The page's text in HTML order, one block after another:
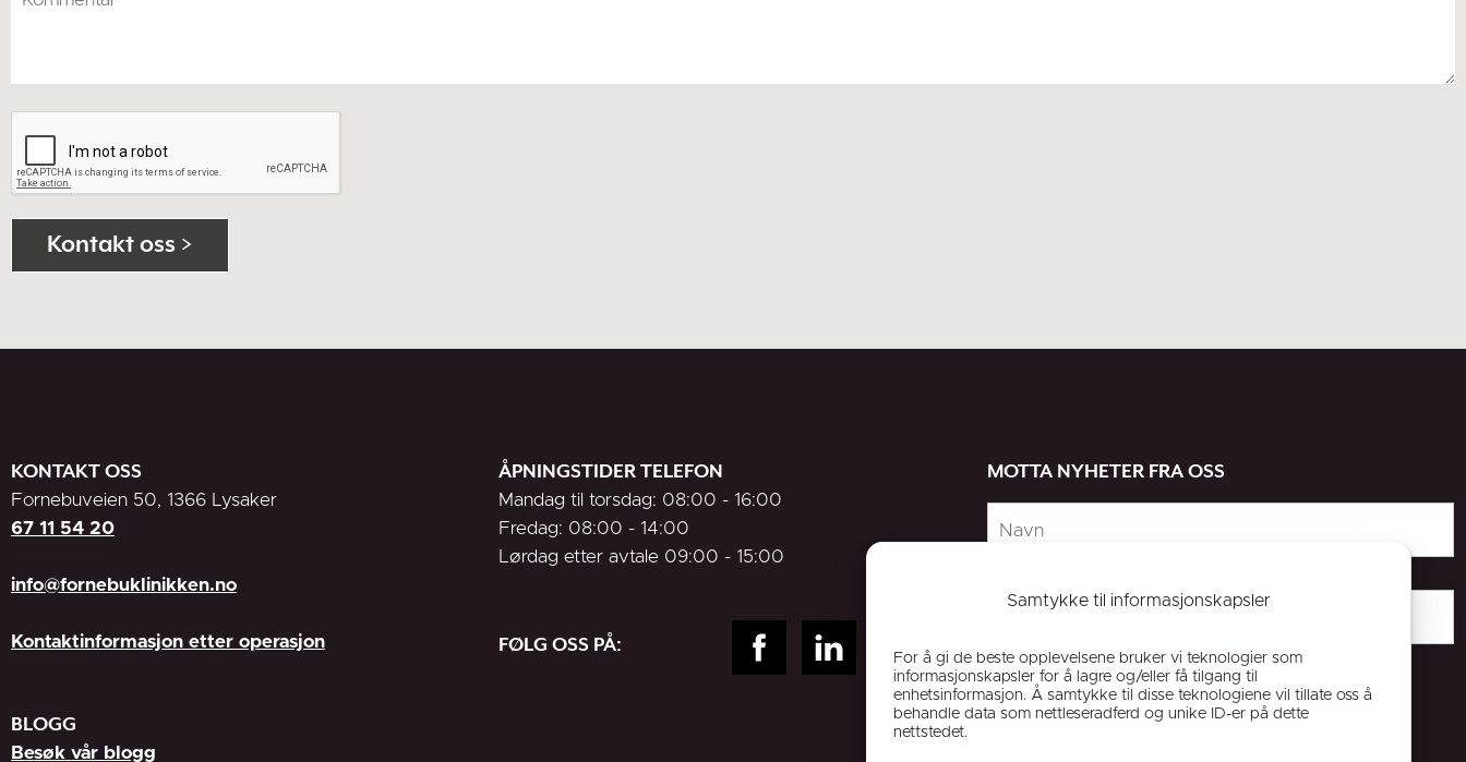
KONTAKT OSS
Fornebuveien 50, 1366 Lysaker
67 11 54 20
info@fornebuklinikken.no
Kontaktinformasjon etter operasjon
BLOGG
Besøk vår blogg
ÅPNINGSTIDER TELEFON
Mandag til torsdag: 08:00 - 16:00
Fredag: 08:00 - 14:00
Lørdag etter avtale 09:00 - 15:00
FØLG OSS PÅ:
MOTTA NYHETER FRA OSS
Samtykke til informasjonskapsler
For å gi de beste opplevelsene bruker vi teknologier som
informasjonskapsler for å lagre og/eller få tilgang til
enhetsinformasjon. Å samtykke til disse teknologiene vil tillate oss å
behandle data som nettleseradferd og unike ID-er på dette
nettstedet.